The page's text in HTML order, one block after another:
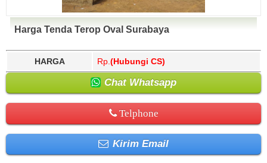
Harga Tenda Terop Oval Surabaya
HARGA Rp. (Hubungi CS)
Chat Whatsapp
Telphone
Kirim Email